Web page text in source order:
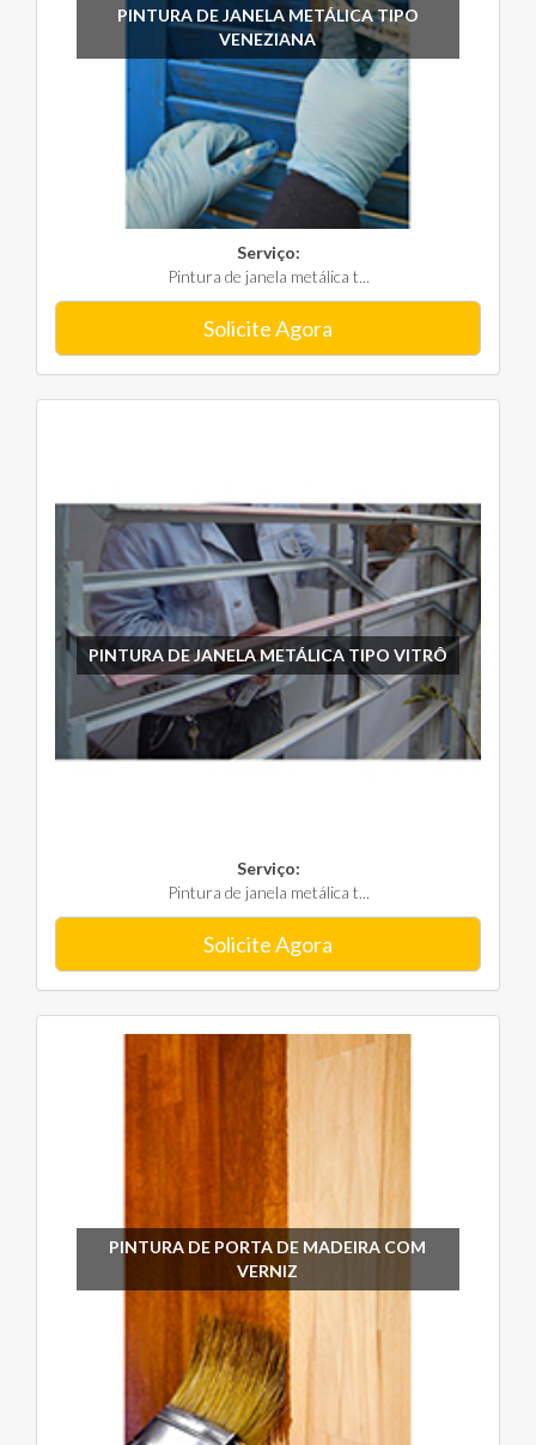
PINTURA DE JANELA METÁLICA TIPO
VENEZIANA
Serviço:
Pintura de janela metálica t...
Solicite Agora
PINTURA DE JANELA METÁLICA TIPO VITRÔ
Serviço:
Pintura de janela metálica t...
Solicite Agora
PINTURA DE PORTA DE MADEIRA COM
VERNIZ